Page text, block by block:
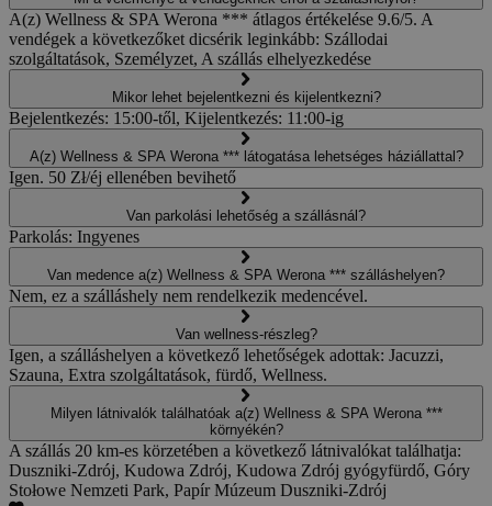
A(z) Wellness & SPA Werona *** átlagos értékelése 9.6/5. A
vendégek a következőket dicsérik leginkább: Szállodai
szolgáltatások, Személyzet, A szállás elhelyezkedése
Mikor lehet bejelentkezni és kijelentkezni?
Bejelentkezés: 15:00-től, Kijelentkezés: 11:00-ig
A(z) Wellness & SPA Werona *** látogatása lehetséges háziállattal?
Igen. 50 Zł/éj ellenében bevihető
Van parkolási lehetőség a szállásnál?
Parkolás: Ingyenes
Van medence a(z) Wellness & SPA Werona *** szálláshelyen?
Nem, ez a szálláshely nem rendelkezik medencével.
Van wellness-részleg?
Igen, a szálláshelyen a következő lehetőségek adottak: Jacuzzi,
Szauna, Extra szolgáltatások, fürdő, Wellness.
Milyen látnivalók találhatóak a(z) Wellness & SPA Werona ***
környékén?
A szállás 20 km-es körzetében a következő látnivalókat találhatja:
Duszniki-Zdrój, Kudowa Zdrój, Kudowa Zdrój gyógyfürdő, Góry
Stołowe Nemzeti Park, Papír Múzeum Duszniki-Zdrój